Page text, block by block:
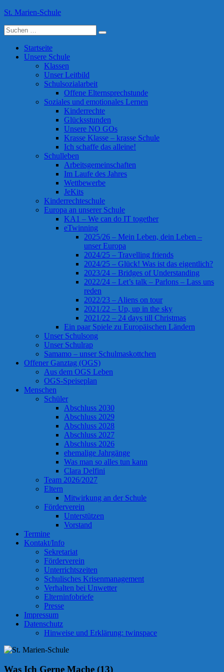
Skip
content
St. Marien-Schule
Katholische Grundschule in Moers
Suche
nach:
Startseite
Unsere Schule
Klassen
Unser Leitbild
Schulsozialarbeit
Offene Elternsprechstunde
Soziales und emotionales Lernen
Kinderrechte
Glücksstunden
Unsere NO GOs
Krasse Klasse – krasse Schule
Ich schaffe das alleine!
Schulleben
Arbeitsgemeinschaften
Im Laufe des Jahres
Wettbewerbe
JeKits
Kinderrechteschule
Europa an unserer Schule
KA1 – We can do IT together
eTwinning
2025/26 – Mein Leben, dein Leben –
unser Europa
2024/25 – Travelling friends
2024/25 – Glück! Was ist das eigentlich?
2023/24 – Bridges of Understanding
2022/24 – Let’s talk – Parlons – Lass uns
reden
2022/23 – Aliens on tour
2021/22 – Up, up in the sky
2021/22 – 24 days till Christmas
Ein paar Spiele zu Europäischen Ländern
Unser Schulsong
Unser Schulrap
Samamo – unser Schulmaskottchen
Offener Ganztag (OGS)
Aus dem OGS Leben
OGS-Speiseplan
Menschen
Schüler
Abschluss 2030
Abschluss 2029
Abschluss 2028
Abschluss 2027
Abschluss 2026
ehemalige Jahrgänge
Was man so alles tun kann
Clara Delfini
Team 2026/2027
Eltern
Mitwirkung an der Schule
Förderverein
Unterstützen
Vorstand
Termine
Kontakt/Info
Sekretariat
Förderverein
Unterrichtszeiten
Schulisches Krisenmanagement
Verhalten bei Unwetter
Elterninfobriefe
Presse
Impressum
Datenschutz
Hinweise und Erklärung: twinspace
Was Ich Gerne Mache (13)